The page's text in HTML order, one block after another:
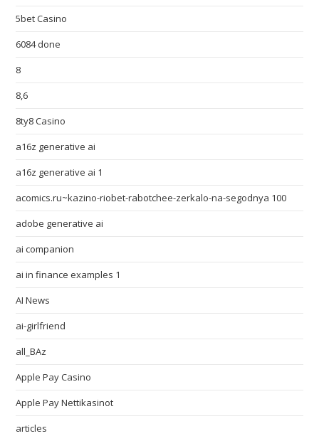
5bet Casino
6084 done
8
8,6
8ty8 Casino
a16z generative ai
a16z generative ai 1
acomics.ru~kazino-riobet-rabotchee-zerkalo-na-segodnya 100
adobe generative ai
ai companion
ai in finance examples 1
AI News
ai-girlfriend
all_BAz
Apple Pay Casino
Apple Pay Nettikasinot
articles